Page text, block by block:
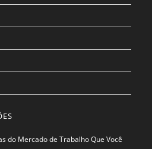
do Mercado de Trabalho Que Você